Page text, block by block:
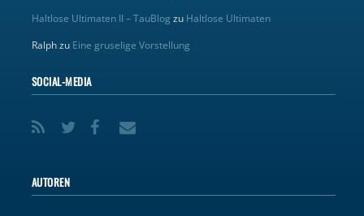
Haltlose Ultimaten II – TauBlog zu Haltlose Ultimaten
Ralphzu Eine gruselige Vorstellung
SOCIAL-MEDIA
AUTOREN